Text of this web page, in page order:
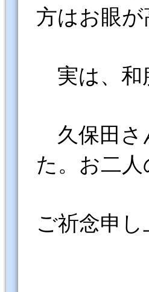
方はお眼が
実は、和
久保田さ
た。お二
ご祈念申し